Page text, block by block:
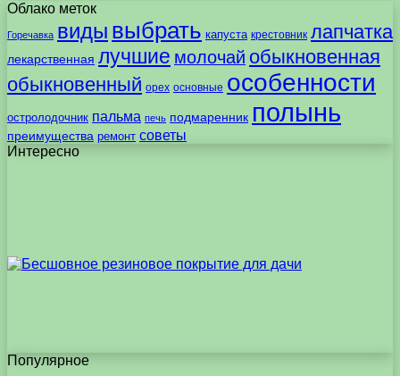
Облако меток
Горечавка виды выбрать капуста крестовник лапчатка
лекарственная лучшие молочай обыкновенная
обыкновенный орех основные особенности
остролодочник пальма печь подмаренник полынь
преимущества ремонт советы
Интересно
Популярное